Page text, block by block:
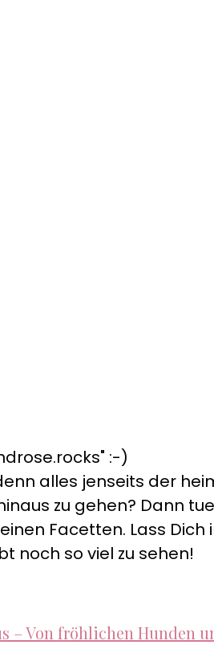
:-)
alles jenseits der
zu gehen? Dann
Facetten. Lass
noch so viel zu sehen!
– Von fröhlichen Hunden